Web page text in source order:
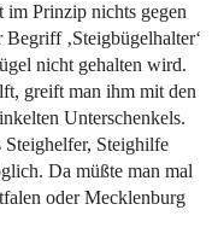
im Prinzip nichts gegen
‚Steigbügelhalter‘
nicht gehalten wird.
greift man ihm mit den
Unterschenkels.
Steighelfer, Steighilfe
Da müßte man mal
oder Mecklenburg